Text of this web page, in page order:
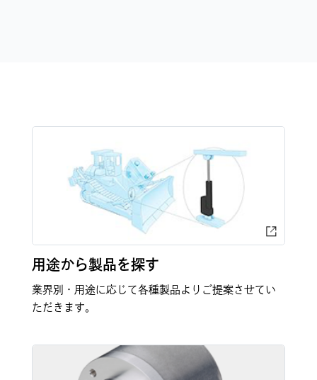
用途から製品を探す
業界別・用途に応じて各種製品よりご提案させてい
ただきます。